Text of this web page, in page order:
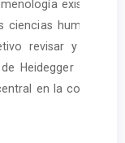
existencial,
humanas y
revisar y
Heidegger
en la